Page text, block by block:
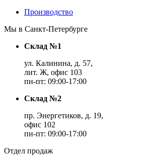
Производство
Мы в Санкт-Петербурге
Склад №1
ул. Калинина, д. 57,
лит. Ж, офис 103
пн-пт: 09:00-17:00
Склад №2
пр. Энергетиков, д. 19,
офис 102
пн-пт: 09:00-17:00
Отдел продаж